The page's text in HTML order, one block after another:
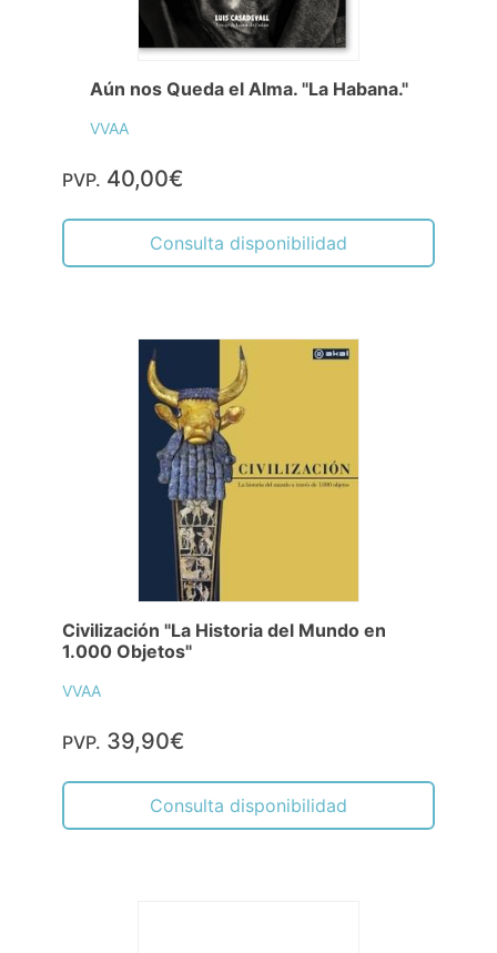
Aún nos Queda el Alma. "La Habana."
VVAA
PVP. 40,00€
Consulta disponibilidad
Civilización "La Historia del Mundo en
1.000 Objetos"
VVAA
PVP. 39,90€
Consulta disponibilidad